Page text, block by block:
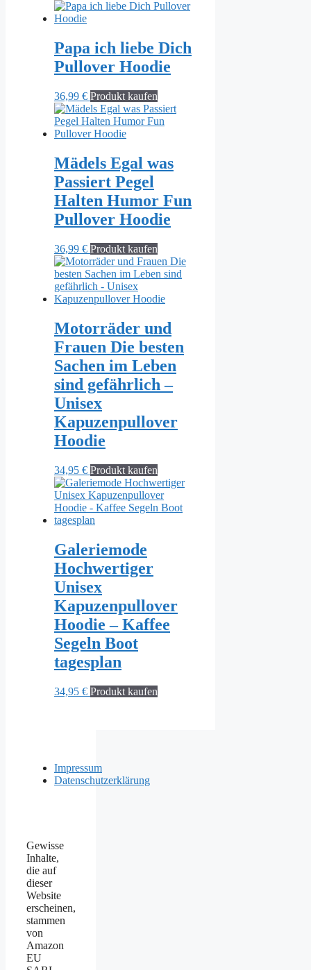
Papa ich liebe Dich
Pullover Hoodie
36,99 € Produkt kaufen
Mädels Egal was
Passiert Pegel
Halten Humor Fun
Pullover Hoodie
36,99 € Produkt kaufen
Motorräder und
Frauen Die besten
Sachen im Leben
sind gefährlich –
Unisex
Kapuzenpullover
Hoodie
34,95 € Produkt kaufen
Galeriemode
Hochwertiger
Unisex
Kapuzenpullover
Hoodie – Kaffee
Segeln Boot
tagesplan
34,95 € Produkt kaufen
Impressum
Datenschutzerklärung
Gewisse
Inhalte,
die auf
dieser
Website
erscheinen,
stammen
von
Amazon
EU